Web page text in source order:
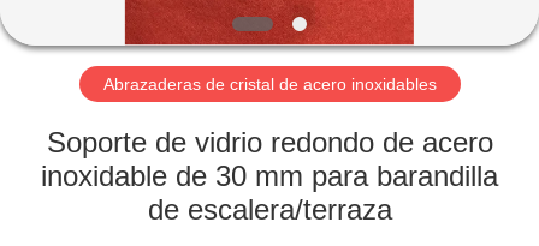
VIAJE
FÁBRICA
Abrazaderas de cristal de acero inoxidables
Soporte de vidrio redondo de acero
inoxidable de 30 mm para barandilla
de escalera/terraza